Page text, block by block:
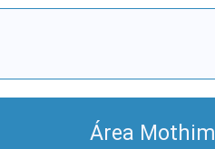
Área Mothim